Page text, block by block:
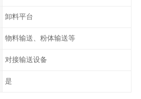
卸料平台
物料输送、粉体输送等
对接输送设备
是